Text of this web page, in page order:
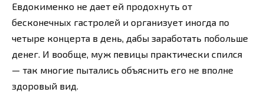
Евдокименко не дает ей продохнуть от
бесконечных гастролей и организует иногда по
четыре концерта в день, дабы заработать побольше
денег. И вообще, муж певицы практически спился
— так многие пытались объяснить его не вполне
здоровый вид.